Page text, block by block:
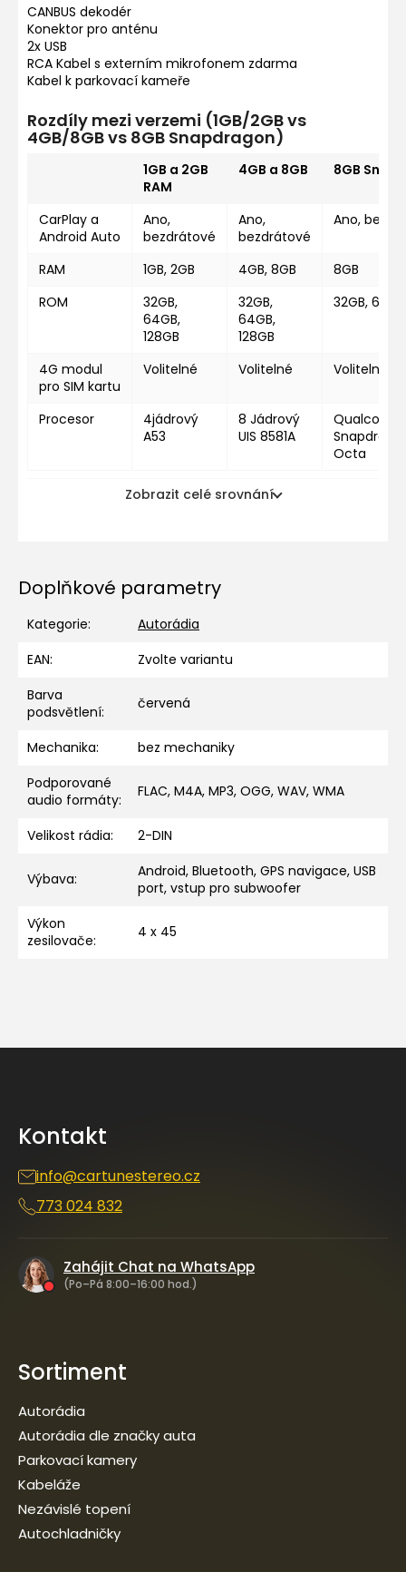
CANBUS dekodér
Konektor pro anténu
2x USB
RCA Kabel s externím mikrofonem zdarma
Kabel k parkovací kameře
Rozdíly mezi verzemi (1GB/2GB vs
4GB/8GB vs 8GB Snapdragon)
1GB a 2GB
RAM
4GB a 8GB 8GB
CarPlay a
Android Auto
Ano,
bezdrátové
Ano,
bezdrátové
Ano,
RAM 1GB, 2GB 4GB, 8GB
8GB
ROM
32GB,
64GB,
128GB
32GB,
64GB,
128GB
32GB,
4G modul
pro SIM kartu
Volitelné Volitelné Volitelné
Procesor
4jádrový
A53
8 Jádrový
UIS 8581A
Octa
Zobrazit celé srovnání
Doplňkové parametry
Kategorie:
Autorádia
EAN:
Zvolte variantu
Barva
podsvětlení: červená
Mechanika:
bez mechaniky
Podporované
audio formáty: FLAC, M4A, MP3, OGG, WAV, WMA
Velikost rádia: 2-DIN
Výbava:
Android, Bluetooth, GPS navigace, USB
port, vstup pro subwoofer
Výkon
zesilovače: 4 x 45
Kontakt
info@cartunestereo.cz
773 024 832
Zahájit Chat na WhatsApp
(Po–Pá 8:00–16:00 hod.)
Sortiment
Autorádia
Autorádia dle značky auta
Parkovací kamery
Kabeláže
Nezávislé topení
Autochladničky